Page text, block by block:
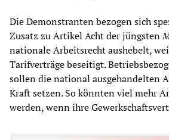
Die Demonstranten bezogen sich
Zusatz zu Artikel Acht der jüngsten
nationale Arbeitsrecht aushebelt,
Tarifverträge beseitigt.
sollen die national ausgehandelten
Kraft setzen. So könnten viel mehr
werden, wenn ihre